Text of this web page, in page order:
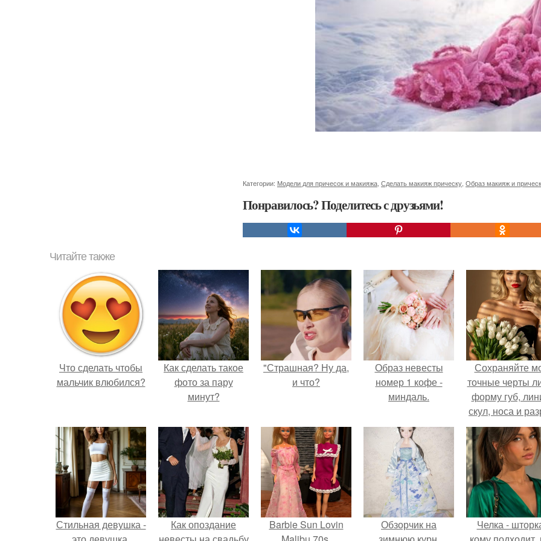
Категории: Модели для причесок и макияжа Сделать макияж прическу Образ макияж и
Понравилось? Поделитесь с друзьями!
Читайте также
Что сделать чтобы
мальчик влюбился?
Как сделать такое
фото за пару
минут?
"Страшная? Ну да,
и что?
Образ невесты
номер 1 кофе -
миндаль.
Сохраняйте
точные черты
форму губ,
скул, носа и
глаз.
Стильная девушка -
Как опоздание
Barbie Sun Lovin
Обзорчик на
Челка -